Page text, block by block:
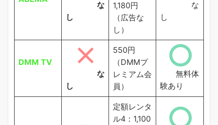
な
し
1,180円
（広告な
し）
な
し
DMM TV
な
し
550円
（DMMプ
レミアム会
員）
無料体
験あり
定額レンタ
ル4：1,100